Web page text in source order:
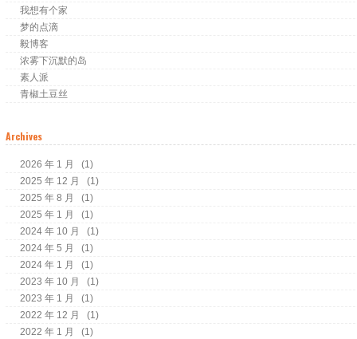
我想有个家
梦的点滴
毅博客
浓雾下沉默的岛
素人派
青椒土豆丝
Archives
2026 年 1 月
(1)
2025 年 12 月
(1)
2025 年 8 月
(1)
2025 年 1 月
(1)
2024 年 10 月
(1)
2024 年 5 月
(1)
2024 年 1 月
(1)
2023 年 10 月
(1)
2023 年 1 月
(1)
2022 年 12 月
(1)
2022 年 1 月
(1)